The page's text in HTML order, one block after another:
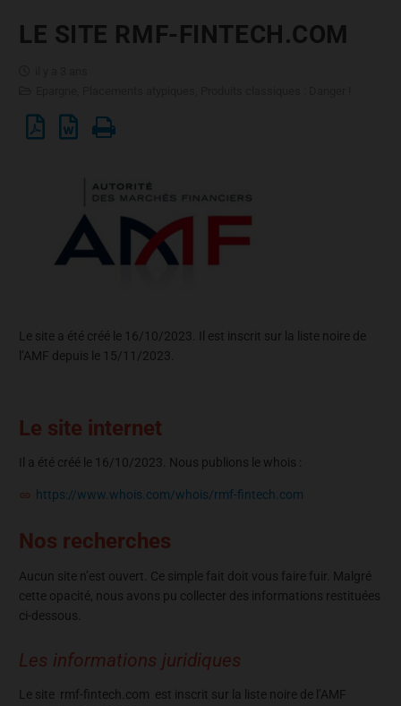
LE SITE RMF-FINTECH.COM
Le site a été créé le 16/10/2023. Il est inscrit sur la liste noire de
l’AMF depuis le 15/11/2023.
Le site internet
Il a été créé le 16/10/2023. Nous publions le whois :
https://www.whois.com/whois/rmf-fintech.com
Nos recherches
Aucun site n’est ouvert. Ce simple fait doit vous faire fuir. Malgré
cette opacité, nous avons pu collecter des informations restituées
ci-dessous.
Les informations juridiques
Le site rmf-fintech.com est inscrit sur la liste noire de l’AMF